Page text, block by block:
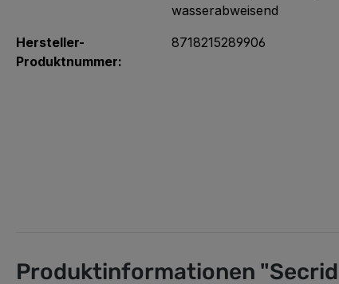
wasserabweisend
Hersteller-
Produktnummer:
8718215289906
Produktinformationen